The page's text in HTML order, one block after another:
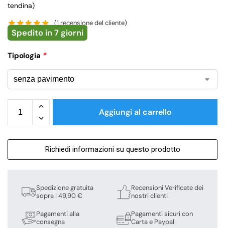
tendina)
(1recensione del cliente)
Spedito in 7 giorni
Tipologia *
Aggiungi al carrello
Richiedi informazioni su questo prodotto
Spedizione gratuita
sopra i 49,90 €
Pagamenti alla
consegna
Recensioni Verificate dei
nostri clienti
Pagamenti sicuri con
Carta e Paypal